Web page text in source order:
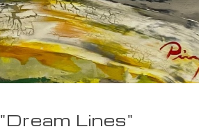
"Dream Lines"